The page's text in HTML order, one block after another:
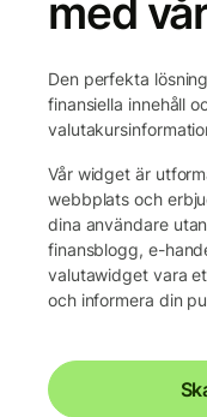
med
Den perfekta
finansiella innehåll
Vår widget är
webbplats och
dina användare
finansblogg, e-
valutawidget vara
och informera din